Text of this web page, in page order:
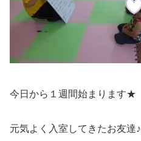
今日から１週間始まります★
元気よく入室してきたお友達♪